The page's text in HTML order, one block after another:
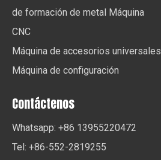
de formación de metal Máquina
CNC
Máquina de accesorios universales
Máquina de configuración
Contáctenos
Whatsapp: +86 13955220472
Tel: +86-552-2819255